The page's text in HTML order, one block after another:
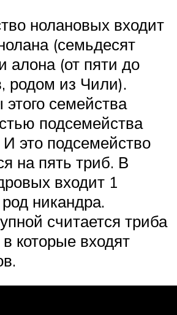
нолановых входит
(семьдесят
алона (от пяти до
родом из Чили).
семейства
подсемейства
это подсемейство
на пять триб. В
входит 1
никандра.
считается триба
которые входят